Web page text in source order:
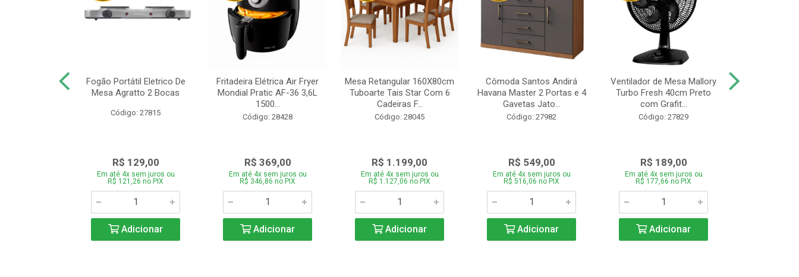
Fogão Portátil Eletrico De
Mesa Agratto 2 Bocas
Código: 27815
R$ 129,00
Em até 4x sem juros ou
R$ 121,26 no PIX
Adicionar
Fritadeira Elétrica Air Fryer
Mondial Pratic AF-36 3,6L
1500...
Código: 28428
R$ 369,00
Em até 4x sem juros ou
R$ 346,86 no PIX
Adicionar
Mesa Retangular 160X80cm
Tuboarte Tais Star Com 6
Cadeiras F...
Código: 28045
R$ 1.199,00
Em até 4x sem juros ou
R$ 1.127,06 no PIX
Adicionar
Cômoda Santos Andirá
Havana Master 2 Portas e 4
Gavetas Jato...
Código: 27982
R$ 549,00
Em até 4x sem juros ou
R$ 516,06 no PIX
Adicionar
Ventilador de Mesa Mallory
Turbo Fresh 40cm Preto
com Grafit...
Código: 27829
R$ 189,00
Em até 4x sem juros ou
R$ 177,66 no PIX
Adicionar